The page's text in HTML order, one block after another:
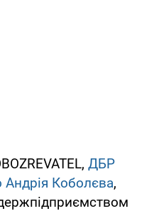
ДБР
Коболєва,